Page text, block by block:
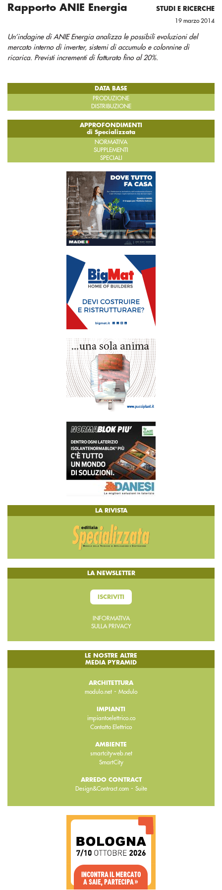
STUDI E RICERCHE
19 marzo 2014
Rapporto ANIE Energia
Un’indagine di ANIE Energia analizza le possibili evoluzioni del
mercato interno di inverter, sistemi di accumulo e colonnine di
ricarica. Previsti incrementi di fatturato fino al 20%.
DATA BASE
PRODUZIONE
DISTRIBUZIONE
APPROFONDIMENTI
di Specializzata
NORMATIVA
SUPPLEMENTI
SPECIALI
LA RIVISTA
LA NEWSLETTER
ISCRIVITI
INFORMATIVA
SULLA PRIVACY
LE NOSTRE ALTRE
MEDIA PYRAMID
ARCHITETTURA
modulo.net - Modulo
IMPIANTI
impiantoelettrico.co
Contatto Elettrico
AMBIENTE
smartcityweb.net
SmartCity
ARREDO CONTRACT
Design&Contract.com- Suite